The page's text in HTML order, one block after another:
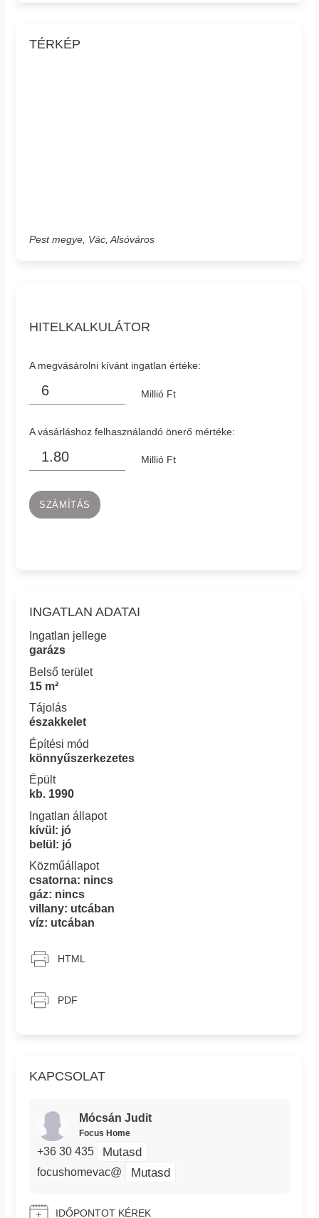
TÉRKÉP
Pest megye, Vác, Alsóváros
HITELKALKULÁTOR
A megvásárolni kívánt ingatlan értéke:
Millió Ft
A vásárláshoz felhasználandó önerő mértéke:
Millió Ft
SZÁMÍTÁS
KAPCSOLAT
Mócsán Judit
Focus Home
+36 30 435 Mutasd
focushomevac@ Mutasd
IDŐPONTOT KÉREK
INGATLAN ADATAI
Ingatlan jellege
garázs
Belső terület
15 m²
Tájolás
északkelet
Építési mód
könnyűszerkezetes
Épült
kb. 1990
Ingatlan állapot
kívül: jó
belül: jó
Közműállapot
csatorna: nincs
gáz: nincs
villany: utcában
víz: utcában
HTML
PDF